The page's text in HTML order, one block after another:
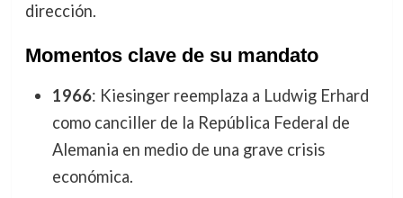
dirección.
Momentos clave de su mandato
1966: Kiesinger reemplaza a Ludwig Erhard
como canciller de la República Federal de
Alemania en medio de una grave crisis
económica.